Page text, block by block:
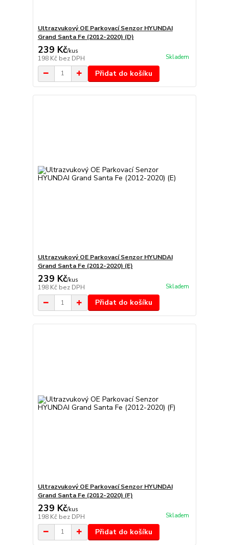
Ultrazvukový OE Parkovací Senzor HYUNDAI
Grand Santa Fe (2012-2020) (D)
239 Kč/kus
198 Kč bez DPH Skladem
Přidat do košíku
Ultrazvukový OE Parkovací Senzor HYUNDAI
Grand Santa Fe (2012-2020) (E)
239 Kč/kus
198 Kč bez DPH Skladem
Přidat do košíku
Ultrazvukový OE Parkovací Senzor HYUNDAI
Grand Santa Fe (2012-2020) (F)
239 Kč/kus
198 Kč bez DPH Skladem
Přidat do košíku